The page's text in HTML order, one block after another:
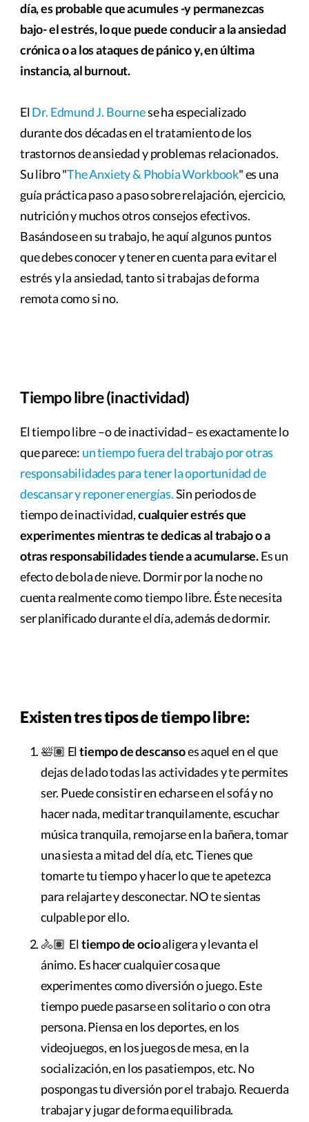
día, es probable que acumules -y permanezcas
bajo- el estrés, lo que puede conducir a la ansiedad
crónica o a los ataques de pánico y, en última
instancia, al burnout.
ElDr. Edmund J. Bournese ha especializado
durante dos décadas en el tratamiento de los
trastornos de ansiedad y problemas relacionados.
Su libro "The Anxiety & Phobia Workbook" es una
guía práctica paso a paso sobre relajación, ejercicio,
nutrición y muchos otros consejos efectivos.
Basándose en su trabajo, he aquí algunos puntos
que debes conocer y tener en cuenta para evitar el
estrés y la ansiedad, tanto si trabajas de forma
remota como si no.
Tiempo libre (inactividad)
El tiempo libre –o de inactividad– es exactamente lo
que parece: un tiempo fuera del trabajo por otras
responsabilidades para tener la oportunidad de
descansar y reponer energías.Sin periodos de
tiempo de inactividad,cualquier estrés que
experimentes mientras te dedicas al trabajo o a
otras responsabilidades tiende a acumularse.Es un
efecto de bola de nieve. Dormir por la noche no
cuenta realmente como tiempo libre. Éste necesita
ser planificado durante el día, además de dormir.
Existen tres tipos de tiempo libre:
🛀🏽 Eltiempo de descansoes aquel en el que
dejas de lado todas las actividades y te permites
ser. Puede consistir en echarse en el sofá y no
hacer nada, meditar tranquilamente, escuchar
música tranquila, remojarse en la bañera, tomar
una siesta a mitad del día, etc. Tienes que
tomarte tu tiempo y hacer lo que te apetezca
para relajarte y desconectar. NO te sientas
culpable por ello.
🚴🏽 Eltiempo de ocioaligera y levanta el
ánimo. Es hacer cualquier cosa que
experimentes como diversión o juego. Este
tiempo puede pasarse en solitario o con otra
persona. Piensa en los deportes, en los
videojuegos, en los juegos de mesa, en la
socialización, en los pasatiempos, etc. No
pospongas tu diversión por el trabajo. Recuerda
trabajar y jugar de forma equilibrada.